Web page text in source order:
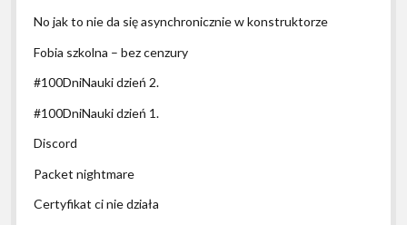
No jak to nie da się asynchronicznie w konstruktorze
Fobia szkolna – bez cenzury
#100DniNauki dzień 2.
#100DniNauki dzień 1.
Discord
Packet nightmare
Certyfikat ci nie działa